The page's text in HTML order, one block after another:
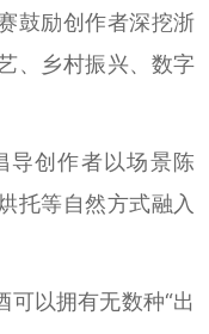
鼓励创作者深挖浙
、乡村振兴、数字
导创作者以场景陈
托等自然方式融入
可以拥有无数种“出